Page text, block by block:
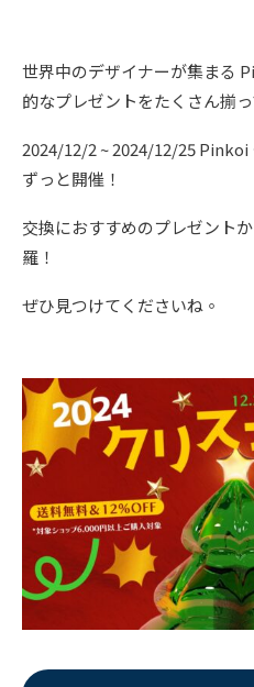
世界中のデザイナーが集まる
的なプレゼントをたくさん揃っ
2024/12/2 ~ 2024/12/25
ずっと開催！
交換におすすめのプレゼント
羅！
ぜひ見つけてくださいね。